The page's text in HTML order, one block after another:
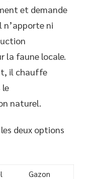
et demande
n’apporte ni
la faune locale.
il chauffe
le
naturel.
deux options
Gazon